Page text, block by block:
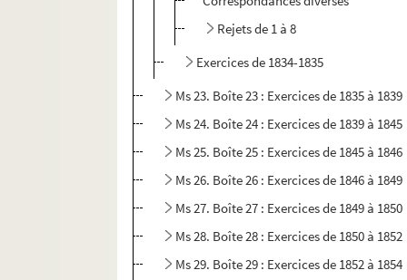
Rejets de 1 à 8
Exercices de 1834-1835
Ms 23. Boîte 23 : Exercices de 1835 à 1839
Ms 24. Boîte 24 : Exercices de 1839 à 1845
Ms 25. Boîte 25 : Exercices de 1845 à 1846
Ms 26. Boîte 26 : Exercices de 1846 à 1849
Ms 27. Boîte 27 : Exercices de 1849 à 1850
Ms 28. Boîte 28 : Exercices de 1850 à 1852
Ms 29. Boîte 29 : Exercices de 1852 à 1854